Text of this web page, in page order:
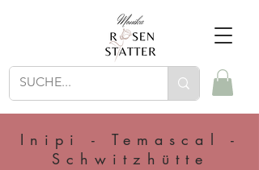
Inipi - Temascal -
Schwitzhütte